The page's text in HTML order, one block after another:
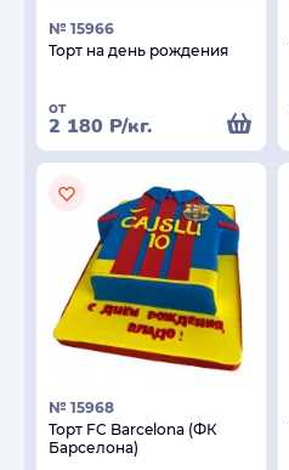
№ 15966
Торт на день рождения
от
2 180 Р/кг.
№ 15968
Торт FC Barcelona (ФК
Барселона)